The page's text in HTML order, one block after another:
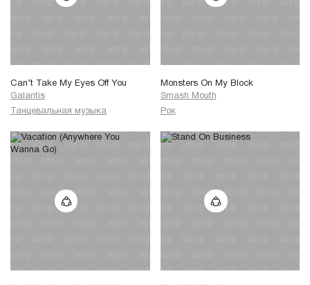
Can’t Take My Eyes Off You
Galantis
Танцевальная музыка
Monsters On My Block
Smash Mouth
Рок